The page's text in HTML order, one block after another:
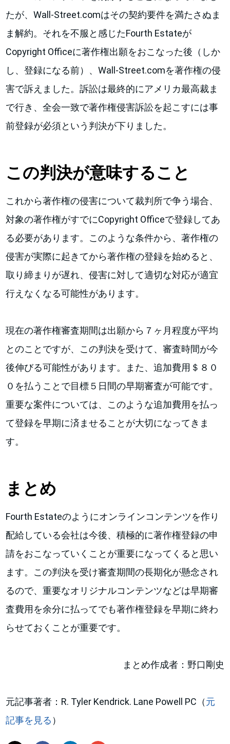
たが、Wall-Street.comはその契約要件を満たさぬま
ま解約。それを不服と感じたFourth Estateが
Copyright Officeに著作権出願をおこなった後（しか
し、登録になる前）、Wall-Street.comを著作権の侵
害で訴えました。訴訟は最終的にアメリカ最高裁ま
で行き、全会一致で著作権侵害訴訟を起こすには事
前登録が必須という判決が下りました。
この判決が意味すること
これから著作権の侵害について裁判所で争う場合、
対象の著作権がすでにCopyright Officeで登録してあ
る必要があります。このような条件から、著作権の
侵害が実際に起きてから著作権の登録を始めると、
取り締まりが遅れ、侵害に対して適切な対応が適宜
行えなくなる可能性があります。
現在の著作権審査期間は出願から７ヶ月程度が平均
とのことですが、この判決を受けて、審査時間が今
後伸びる可能性があります。また、追加費用＄８０
０を払うことで目標５日間の早期審査が可能です。
重要な案件については、このような追加費用を払っ
て登録を早期に済ませることが大切になってきま
す。
まとめ
Fourth Estateのようにオンラインコンテンツを作り
配給している会社は今後、積極的に著作権登録の申
請をおこなっていくことが重要になってくると思い
ます。この判決を受け審査期間の長期化が懸念され
るので、重要なオリジナルコンテンツなどは早期審
査費用を余分に払ってでも著作権登録を早期に終わ
らせておくことが重要です。
まとめ作成者：野口剛史
元記事著者：R. Tyler Kendrick. Lane Powell PC（元
記事を見る ）